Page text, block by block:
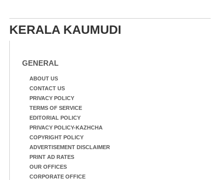
KERALA KAUMUDI
GENERAL
ABOUT US
CONTACT US
PRIVACY POLICY
TERMS OF SERVICE
EDITORIAL POLICY
PRIVACY POLICY-KAZHCHA
COPYRIGHT POLICY
ADVERTISEMENT DISCLAIMER
PRINT AD RATES
OUR OFFICES
CORPORATE OFFICE